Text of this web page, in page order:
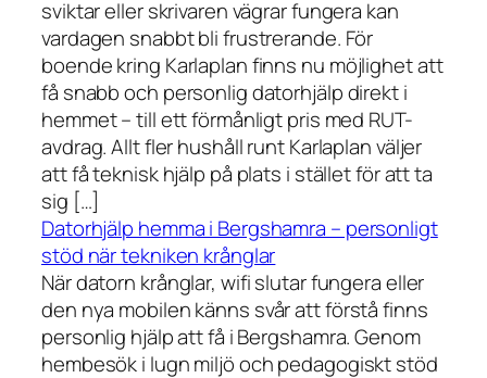
sviktar eller skrivaren vägrar fungera kan
vardagen snabbt bli frustrerande. För
boende kring Karlaplan finns nu möjlighet att
få snabb och personlig datorhjälp direkt i
hemmet – till ett förmånligt pris med RUT-
avdrag. Allt fler hushåll runt Karlaplan väljer
att få teknisk hjälp på plats i stället för att ta
sig […]
Datorhjälp hemma i Bergshamra – personligt
stöd när tekniken krånglar
När datorn krånglar, wifi slutar fungera eller
den nya mobilen känns svår att förstå finns
personlig hjälp att få i Bergshamra. Genom
hembesök i lugn miljö och pedagogiskt stöd